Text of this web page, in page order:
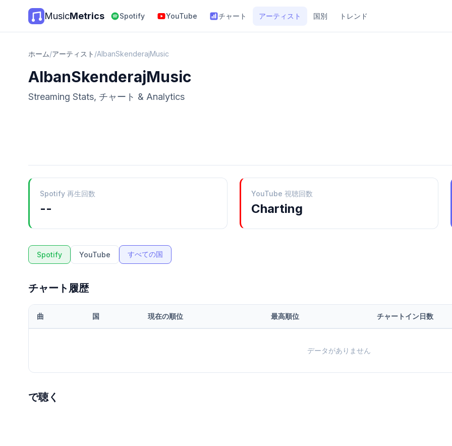
MusicMetrics Spotify YouTube チャート アーティスト 国別 トレンド
ホーム/アーティスト /AlbanSkenderajMusic
AlbanSkenderajMusic
Streaming Stats, チャート & Analytics
Spotify 再生回数
--
YouTube 視聴回数
Charting
Spotify YouTube すべての国
チャート履歴
曲 国 現在の順位 最高順位 チャートイン日数
データがありません
で聴く